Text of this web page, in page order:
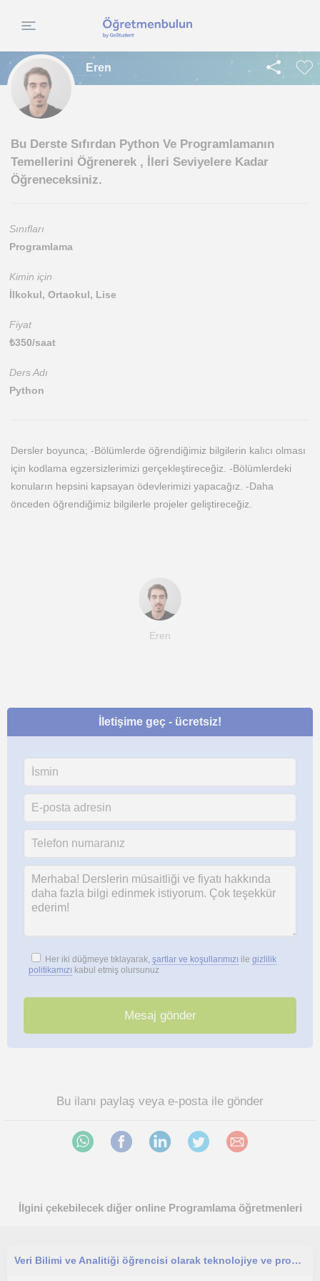
Eren
Bu Derste Sıfırdan Python Ve Programlamanın
Temellerini Öğrenerek , İleri Seviyelere Kadar
Öğreneceksiniz.
Sınıfları
Programlama
Kimin için
İlkokul, Ortaokul, Lise
Fiyat
₺350/saat
Ders Adı
Python
Dersler boyunca; -Bölümlerde öğrendiğimiz bilgilerin kalıcı olması
için kodlama egzersizlerimizi gerçekleştireceğiz. -Bölümlerdeki
konuların hepsini kapsayan ödevlerimizi yapacağız. -Daha
önceden öğrendiğimiz bilgilerle projeler geliştireceğiz.
Eren
İletişime geç - ücretsiz!
Her iki düğmeye tıklayarak, şartlar ve koşullarımızı ile gizlilik
politikamızı kabul etmiş olursunuz
Bu ilanı paylaş veya e-posta ile gönder
İlgini çekebilecek diğer online Programlama öğretmenleri
Veri Bilimi ve Analitiği öğrencisi olarak teknolojiye ve programlamaya hevesliyim. Derslerim programlamaya heveslilere yönelik.